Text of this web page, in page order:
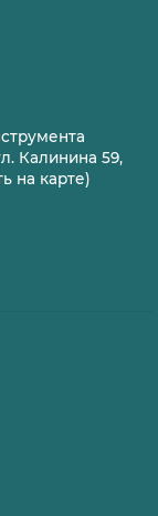
Калинина 59,
на карте)